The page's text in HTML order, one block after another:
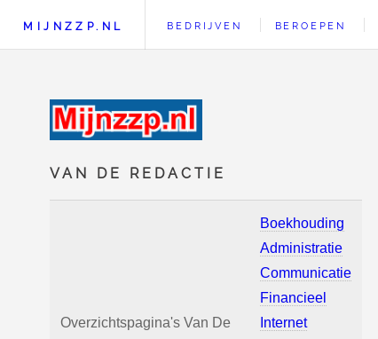
VAN DE REDACTIE
Overzichtspagina's Van De
Boekhouding
Administratie
Communicatie
Financieel
Internet
MIJNZZP.NL BEDRIJVEN BEROEPEN